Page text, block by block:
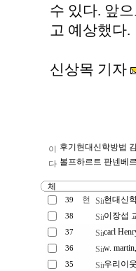
수 있다. 앞
고 예상했다.
신상목 기자
후기현대신학방법
볼프하르트 판넨베
39 현대신
38 이장섭
37 carl
36 w.
35 우리이